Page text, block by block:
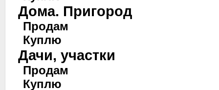
Дома. Пригород
Продам
Куплю
Дачи, участки
Продам
Куплю